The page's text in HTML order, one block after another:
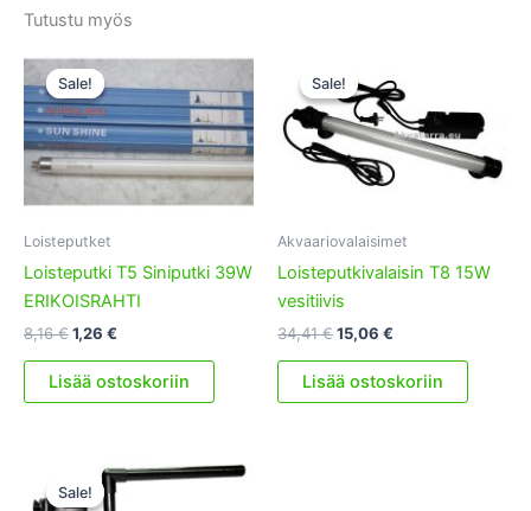
Tutustu myös
Sale!
Sale!
Loisteputket
Loisteputki T5 Siniputki 39W
ERIKOISRAHTI
8,16€Alkuperäinen
oli:
8,16 €.
1,26 €
on:
1,26 €.
Lisää ostoskoriin
Sale!
Sale!
Akvaariovalaisimet
Loisteputkivalaisin T8 15W
vesitiivis
34,41€Alkuperäinen
oli:
34,41 €.
15,06 €
on:
15,06 €.
Lisää ostoskoriin
Sale!
Sale!